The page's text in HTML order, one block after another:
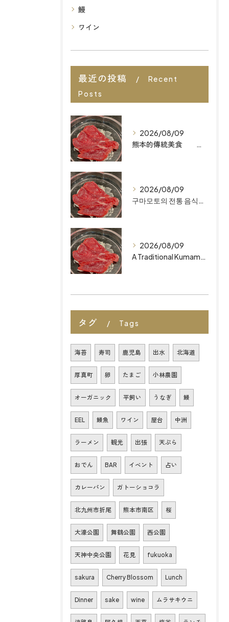
鰻
ワイン
最近の投稿
Recent
Posts
2026/08/09
熊本的傳統美食 想找福岡最棒的餐廳嗎？來「MAIZURU KITCHEN」品嚐道地且無添加的「Omakase」料理吧
2026/08/09
구마모토의 전통 음식 후쿠오카 최고의 레스토랑을 찾고 계신가요? ‘마이즈루 키친’에서 정통의 무첨가 오마카세를 만나보세요.
2026/08/09
A Traditional Kumamoto Dish: Basashi Looking for the Best Restaurants in Fukuoka? Discover Authentic, Additive-Free Omakase at MAIZURU KITCHEN
タグ Tags
海苔 寿司 鹿児島 出水 北海道
厚真町 卵 たまご 小林農園
オーガニック 平飼い うなぎ 鰻
EEL 鰻魚 ワイン 屋台 中洲
ラーメン 観光 出張 天ぷら
おでん BAR イベント 占い
カレーパン ガトーショコラ
北九州市折尾 熊本市南区 桜
大濠公園 舞鶴公園 西公園
天神中央公園 花見 fukuoka
sakura Cherry Blossom Lunch
Dinner sake wine ムラサキウニ